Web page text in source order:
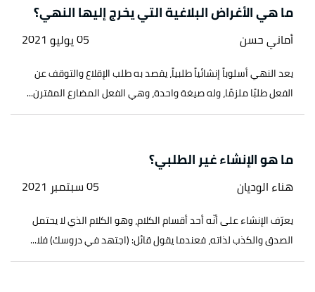
ما هي الأغراض البلاغية التي يخرج إليها النهي؟
أماني حسن 05 يوليو 2021
يعد النهي أسلوباً إنشائياً طلبياً، يقصد به طلب الإقلاع والتوقف عن
الفعل طلبًا ملزمًا، وله صيغة واحدة، وهي الفعل المضارع المقترن...
ما هو الإنشاء غير الطلبي؟
هناء الوديان 05 سبتمبر 2021
يعرّف الإنشاء على أنّه أحد أقسام الكلام، وهو الكلام الذي لا يحتمل
الصدق والكذب لذاته، فعندما يقول قائل: (اجتهد في دروسك) فلا...